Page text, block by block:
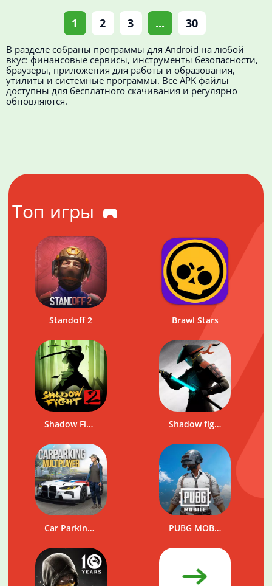
1 2 3 ... 30
В разделе собраны программы для Android на любой
вкус: финансовые сервисы, инструменты безопасности,
браузеры, приложения для работы и образования,
утилиты и системные программы. Все APK файлы
доступны для бесплатного скачивания и регулярно
обновляются.
Топ игры
Standoff 2 Brawl Stars
Shadow Fight 2 Shadow fight 3
Car Parking Multiplayer PUBG MOBILE